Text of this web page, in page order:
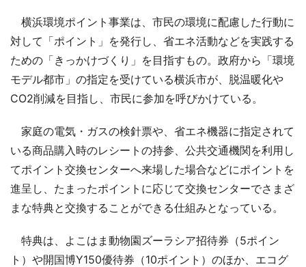
横浜環境ポイント事業は、市民の環境に配慮した行動に
対して「ポイント」を発行し、省エネ活動などを実践する
ための「きっかけづくり」を目指すもの。政府から「環境
モデル都市」の指定を受けている横浜市が、脱温暖化や
CO2削減を目指し、市民に参加を呼びかけている。
家庭の電気・ガスの検針票や、省エネ機器に指定されて
いる商品購入時のレシートの持参、公共交通機関を利用し
てポイント交換センターへ来場した場合などにポイントを
進呈し、たまったポイントに応じて交換センターでさまざ
まな特典と交換することができる仕組みとなっている。
特典は、よこはま動物園ズーラシア招待券（5ポイン
ト）や開国博Y150優待券（10ポイント）のほか、エコグ